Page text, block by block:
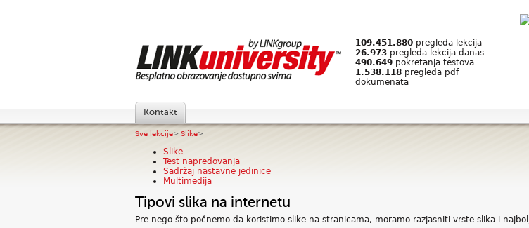
109.451.880 pregleda lekcija
26.973 pregleda lekcija danas
490.649 pokretanja testova
1.538.118 pregleda pdf
dokumenata
Kontakt
Sve lekcije> Slike>
Slike
Test napredovanja
Sadržaj nastavne jedinice
Multimedija
Tipovi slika na internetu
Pre nego što počnemo da koristimo slike na stranicama, moramo razjasniti vrste slika i